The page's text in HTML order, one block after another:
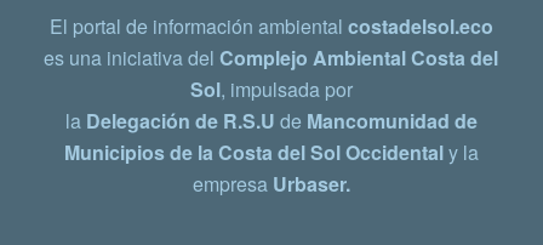
El portal de información ambiental costadelsol.eco
es una iniciativa delComplejo Ambiental Costa del
Sol, impulsada por
la Delegación de R.S.U de Mancomunidad de
Municipios de la Costa del Sol Occidentaly la
empresa Urbaser.